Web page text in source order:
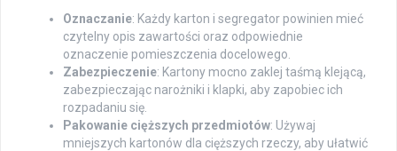
Oznaczanie: Każdy karton i segregator powinien mieć
czytelny opis zawartości oraz odpowiednie
oznaczenie pomieszczenia docelowego.
Zabezpieczenie: Kartony mocno zaklej taśmą klejącą,
zabezpieczając narożniki i klapki, aby zapobiec ich
rozpadaniu się.
Pakowanie cięższych przedmiotów: Używaj
mniejszych kartonów dla cięższych rzeczy, aby ułatwić